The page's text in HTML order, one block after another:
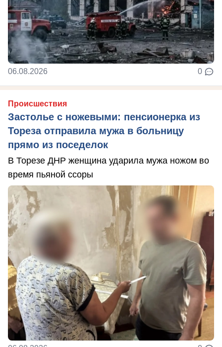
06.08.2026 0
Происшествия
Застолье с ножевыми: пенсионерка из
Тореза отправила мужа в больницу
прямо из поседелок
В Торезе ДНР женщина ударила мужа ножом во
время пьяной ссоры